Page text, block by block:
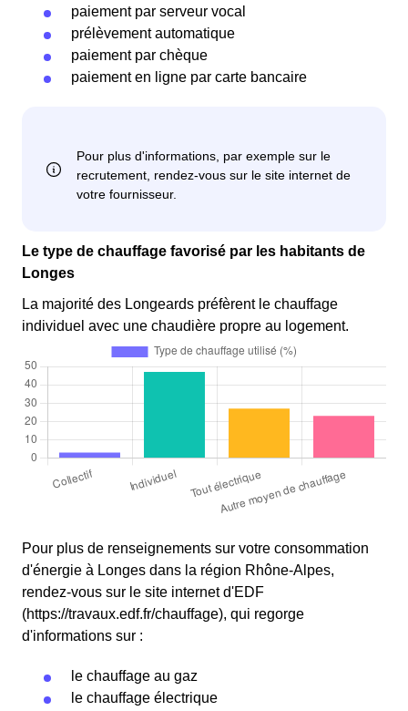
paiement par serveur vocal
prélèvement automatique
paiement par chèque
paiement en ligne par carte bancaire
Le type de chauffage favorisé par les habitants de
Longes
La majorité des Longeards préfèrent le chauffage
individuel avec une chaudière propre au logement.
Pour plus de renseignements sur votre consommation
d'énergie à Longes dans la région Rhône-Alpes,
rendez-vous sur le site internet d'EDF
(https://travaux.edf.fr/chauffage), qui regorge
d'informations sur :
le chauffage au gaz
le chauffage électrique